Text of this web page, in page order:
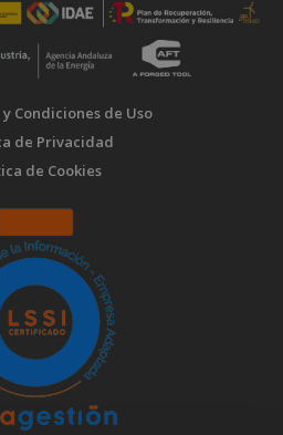
Condiciones de Uso
de Privacidad
de Cookies